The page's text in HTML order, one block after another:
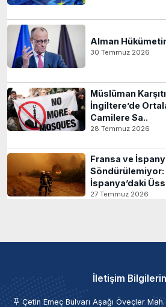
Alman
30 Temmuz 2026
Müslüman
İngiltere’de
Camilere Sa..
28 Temmuz 2026
Fransa ve
Söndürülemiyor:
İspanya’daki
27 Temmuz 2026
İletişim
Çetin Emeç Bulvarı Aşağı Öveçler